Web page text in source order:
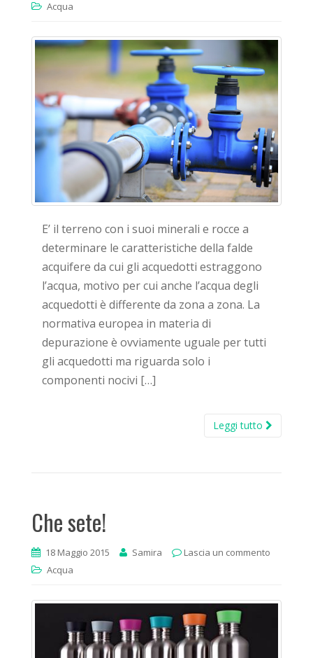
Acqua
E’ il terreno con i suoi minerali e rocce a
determinare le caratteristiche della falde
acquifere da cui gli acquedotti estraggono
l’acqua, motivo per cui anche l’acqua degli
acquedotti è differente da zona a zona. La
normativa europea in materia di
depurazione è ovviamente uguale per tutti
gli acquedotti ma riguarda solo i
componenti nocivi […]
Leggi tutto
Che sete!
18 Maggio 2015 Samira
Lascia un commento
Acqua